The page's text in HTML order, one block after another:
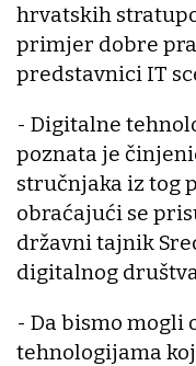
hrvatskih
primjer dobre
predstavnici IT
- Digitalne
poznata je
stručnjaka iz tog
obraćajući se
državni tajnik
digitalnog
- Da bismo
tehnologijama